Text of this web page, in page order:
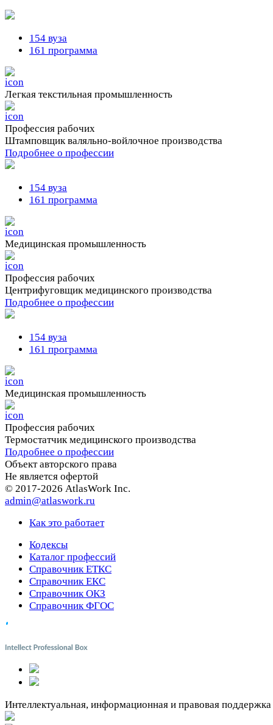
154 вуза
161 программа
Легкая текстильная промышленность
Профессия рабочих
Штамповщик валяльно-войлочное производства
Подробнее о профессии
154 вуза
161 программа
Медицинская промышленность
Профессия рабочих
Центрифуговщик медицинского производства
Подробнее о профессии
154 вуза
161 программа
Медицинская промышленность
Профессия рабочих
Термостатчик медицинского производства
Подробнее о профессии
Объект авторского права
Не является офертой
© 2017-2026 AtlasWork Inc.
admin@atlaswork.ru
Как это работает
Кодексы
Каталог профессий
Справочник ЕТКС
Справочник ЕКС
Справочник ОКЗ
Справочник ФГОС
Интеллектуальная, информационная и правовая поддержка